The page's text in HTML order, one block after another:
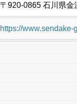
〒920-0865 石川県金
https://www.sendake-